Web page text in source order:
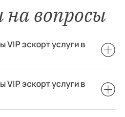
вопросы
VIP эскорт услуги в
VIP эскорт услуги в